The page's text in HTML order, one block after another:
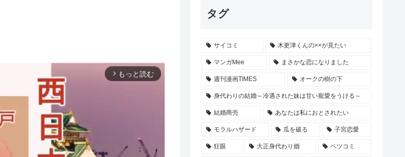
arrow_forward_ios もっと読む
タグ
サイコミ 木更津くんの××が見たい
マンガMee まさかな恋になりました
週刊漫画TIMES オークの樹の下
身代わりの結婚～冷遇された妹は甘い寵愛をうける～
結婚商売 あなたは私におとされたい
モラルハザード 瓜を破る 子宮恋愛
狂眼 大正身代わり婚 ベツコミ